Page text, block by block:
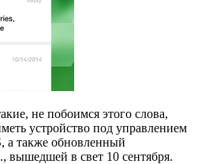
не побоимся этого слова,
устройство под управлением
а также обновленный
вышедшей в свет 10 сентября.